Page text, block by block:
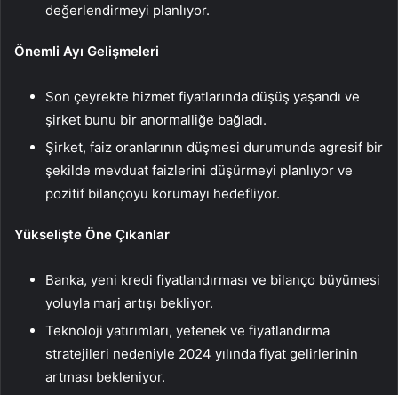
değerlendirmeyi planlıyor.
Önemli Ayı Gelişmeleri
Son çeyrekte hizmet fiyatlarında düşüş yaşandı ve
şirket bunu bir anormalliğe bağladı.
Şirket, faiz oranlarının düşmesi durumunda agresif bir
şekilde mevduat faizlerini düşürmeyi planlıyor ve
pozitif bilançoyu korumayı hedefliyor.
Yükselişte Öne Çıkanlar
Banka, yeni kredi fiyatlandırması ve bilanço büyümesi
yoluyla marj artışı bekliyor.
Teknoloji yatırımları, yetenek ve fiyatlandırma
stratejileri nedeniyle 2024 yılında fiyat gelirlerinin
artması bekleniyor.